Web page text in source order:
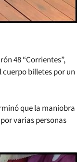
48 “Corrientes”,
billetes por un
que la maniobra
varias personas